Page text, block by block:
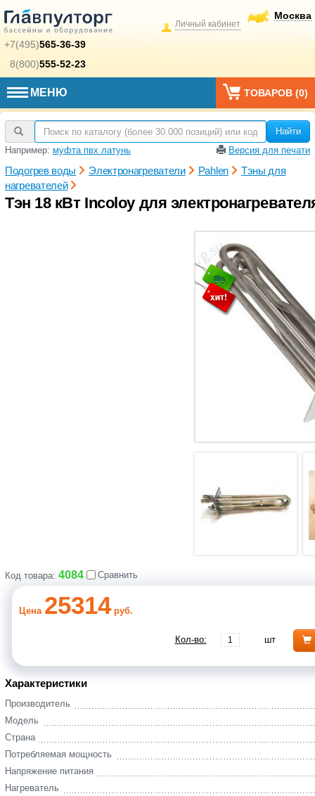
+7(495)565-36-39
8(800)555-52-23
Москва
Личный кабинет
МЕНЮ ТОВАРОВ (0)
Найти
Например: муфта пвх латунь Версия для печати
Подогрев воды Электронагреватели Pahlen
Тэны для
нагревателей
Тэн 18 кВт Incoloy для
Код товара: 4084 Сравнить
Цена 25314руб.
Кол-во: шт
Характеристики
Производитель
Модель
Страна
Потребляемая мощность
Напряжение питания
Нагреватель